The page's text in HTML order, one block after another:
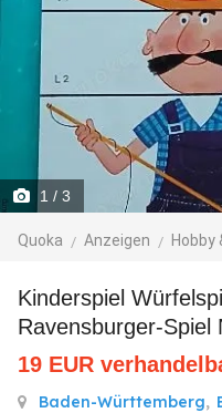
1 / 3
Quoka Anzeigen Hobby
Kinderspiel Würfelspiel Legespiel
Ravensburger-Spiel
19 EUR
Baden-Württemberg,